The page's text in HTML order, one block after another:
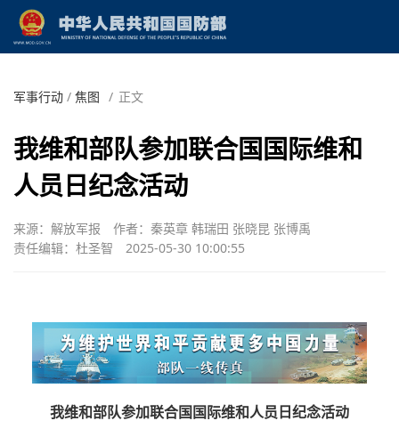
军事行动 / 焦图 / 正文
我维和部队参加联合国国际维和
人员日纪念活动
来源：解放军报
作者：秦英章 韩瑞田 张晓昆 张博禹
责任编辑：杜圣智
2025-05-30 10:00:55
我维和部队参加联合国国际维和人员日纪念活动